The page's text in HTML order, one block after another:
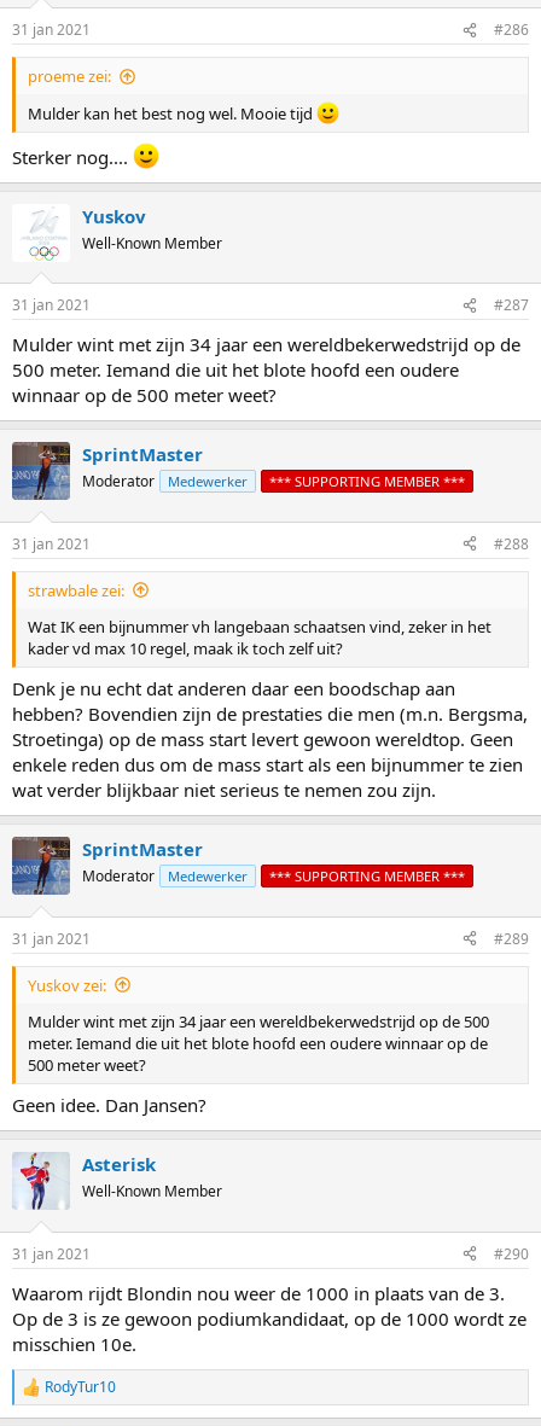
s
:
31 jan 2021 #286
proeme zei:
Mulder kan het best nog wel. Mooie tijd
Sterker nog....
Yuskov
Well-Known Member
31 jan 2021 #287
Mulder wint met zijn 34 jaar een wereldbekerwedstrijd op de
500 meter. Iemand die uit het blote hoofd een oudere
winnaar op de 500 meter weet?
SprintMaster
Moderator Medewerker *** SUPPORTING MEMBER ***
31 jan 2021 #288
strawbale zei:
Wat IK een bijnummer vh langebaan schaatsen vind, zeker in het
kader vd max 10 regel, maak ik toch zelf uit?
Denk je nu echt dat anderen daar een boodschap aan
hebben? Bovendien zijn de prestaties die men (m.n. Bergsma,
Stroetinga) op de mass start levert gewoon wereldtop. Geen
enkele reden dus om de mass start als een bijnummer te zien
wat verder blijkbaar niet serieus te nemen zou zijn.
SprintMaster
Moderator Medewerker *** SUPPORTING MEMBER ***
31 jan 2021 #289
Yuskov zei:
Mulder wint met zijn 34 jaar een wereldbekerwedstrijd op de 500
meter. Iemand die uit het blote hoofd een oudere winnaar op de
500 meter weet?
Geen idee. Dan Jansen?
Asterisk
Well-Known Member
31 jan 2021 #290
Waarom rijdt Blondin nou weer de 1000 in plaats van de 3.
Op de 3 is ze gewoon podiumkandidaat, op de 1000 wordt ze
misschien 10e.
R
e
RodyTur10